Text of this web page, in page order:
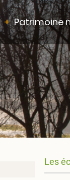
Patrimoine
Les